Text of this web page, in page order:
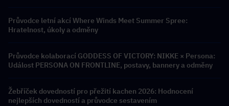
Průvodce letní akcí Where Winds Meet Summer Spree:
Hratelnost, úkoly a odměny
Průvodce kolaborací GODDESS OF VICTORY: NIKKE × Persona:
Událost PERSONA ON FRONTLINE, postavy, bannery a odměny
Žebříček dovedností pro přežití kachen 2026: Hodnocení
nejlepších dovedností a průvodce sestavením